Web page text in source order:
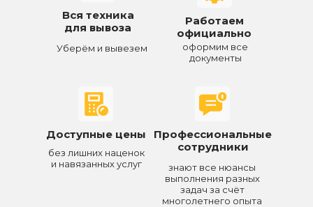
Уберём и вывезем
Вся техника
для вывоза
Работаем
официально
оформим все
документы
Доступные цены
без лишних наценок
и навязанных услуг
знают все нюансы
выполнения разных
задач за счёт
многолетнего опыта
Профессиональные
сотрудники